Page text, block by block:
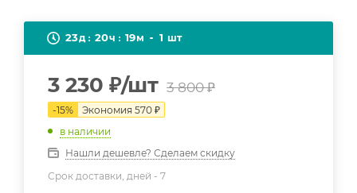
23д 20ч 19м 1 шт
3 230 ₽/шт 3 800₽
-15% Экономия 570 ₽
в наличии
Нашли дешевле? Сделаем скидку
Срок доставки, дней - 7